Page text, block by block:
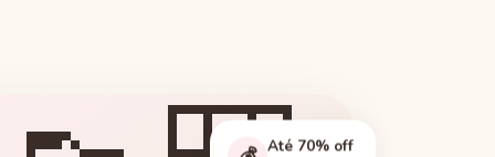
💰 Até 70% off